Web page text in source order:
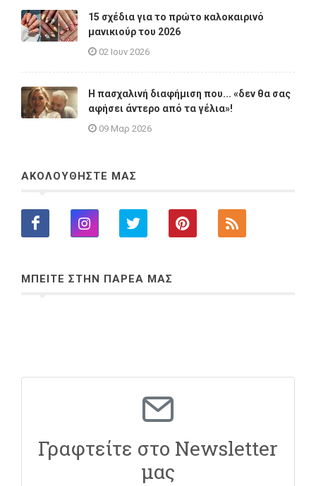
15 σχέδια για το πρώτο καλοκαιρινό
μανικιούρ του 2026
02 Ιουν 2026
Η πασχαλινή διαφήμιση που... «δεν θα σας
αφήσει άντερο από τα γέλια»!
09 Μαρ 2026
ΑΚΟΛΟΥΘΗΣΤΕ ΜΑΣ
ΜΠΕΙΤΕ ΣΤΗΝ ΠΑΡΕΑ ΜΑΣ
Γραφτείτε στο Newsletter
μας